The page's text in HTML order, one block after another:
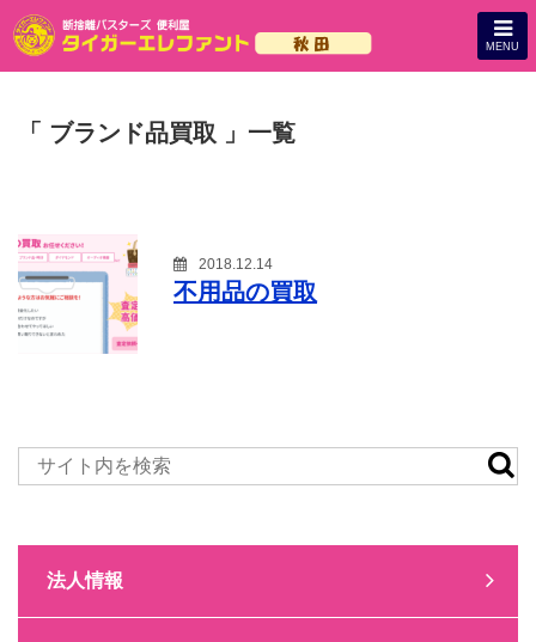
MENU
「 ブランド品買取 」一覧
2018.12.14
不用品の買取
法人情報